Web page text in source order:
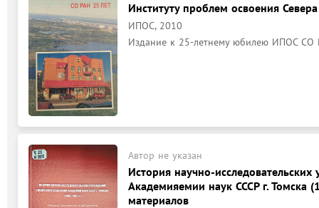
Институту проблем освоения
ИПОС, 2010
Издание к 25-летнему юбилею ИПОС СО
Автор не указан
История научно-
Академияемии наук СССР г. Томска
материалов